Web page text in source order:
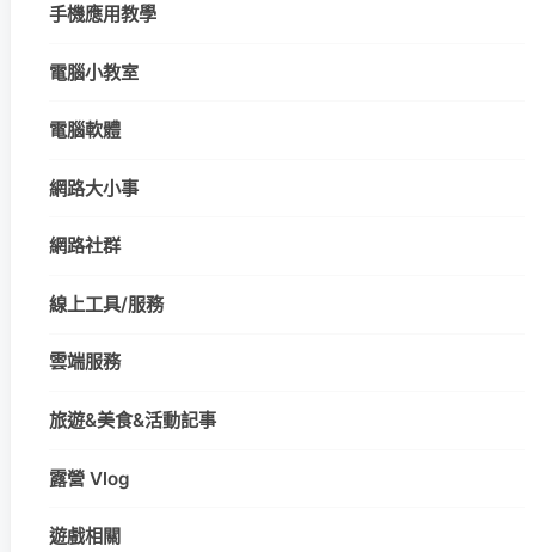
手機應用教學
電腦小教室
電腦軟體
網路大小事
網路社群
線上工具/服務
雲端服務
旅遊&美食&活動記事
露營 Vlog
遊戲相關